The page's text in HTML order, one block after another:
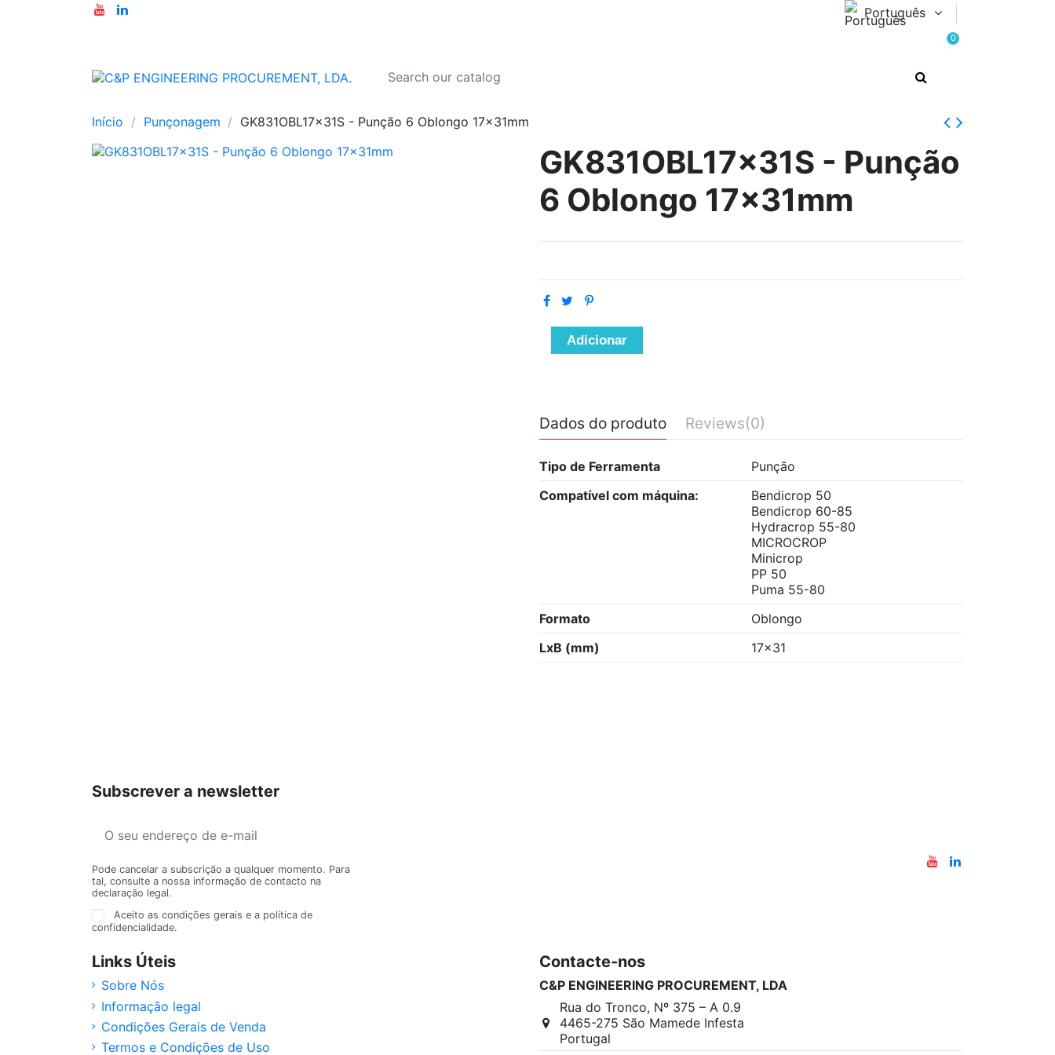
Português
0
Início Punçonagem GK831OBL17x31S - Punção 6 Oblongo 17x31mm
GK831OBL17x31S - Punção
6 Oblongo 17x31mm
Adicionar
Dados do produto Reviews(0)
Tipo de Ferramenta
Punção
Compatível com máquina:
Bendicrop 50
Bendicrop 60-85
Hydracrop 55-80
MICROCROP
Minicrop
PP 50
Puma 55-80
Formato
Oblongo
LxB (mm)
17x31
Subscrever a newsletter
Pode cancelar a subscrição a qualquer momento. Para
tal, consulte a nossa informação de contacto na
declaração legal.
Aceito as condições gerais e a política de
confidencialidade.
Links Úteis
Sobre Nós
Informação legal
Condições Gerais de Venda
Termos e Condições de Uso
Contacte-nos
C&P ENGINEERING PROCUREMENT, LDA
Rua do Tronco, Nº 375 – A 0.9
4465-275 São Mamede Infesta
Portugal